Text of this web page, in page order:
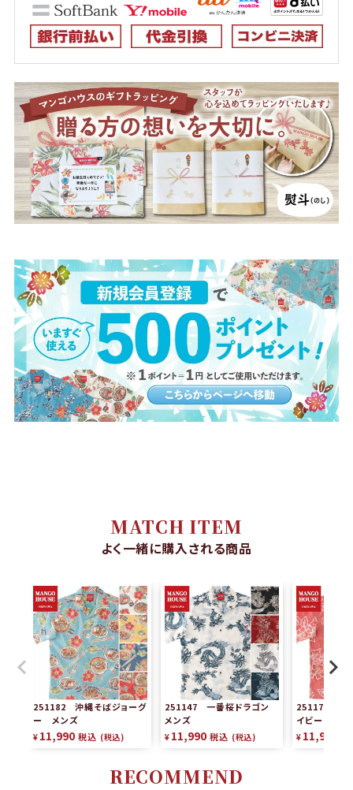
MATCH ITEM
よく一緒に購入される商品
251182 沖縄そばジョーグ
ー メンズ
¥ 11,990 税込 税込
251147 一番桜ドラゴン
メンズ
¥ 11,990 税込 税込
251177 ト
イビー メン
¥ 11,990
RECOMMEND